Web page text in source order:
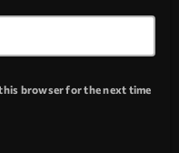
this browser for the next time